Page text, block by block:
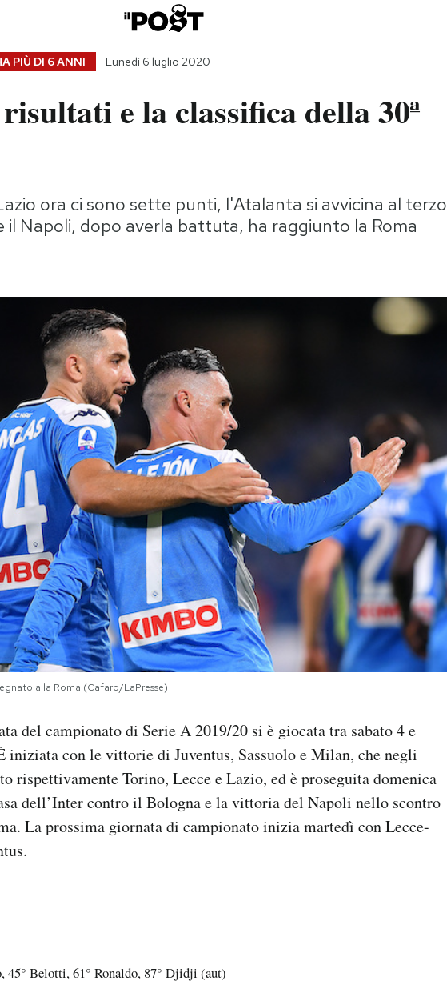
PIÙ DI 6 ANNI Lunedì 6 luglio 2020
e la classifica della 30ª
ora ci sono sette punti, l'Atalanta si avvicina al terzo
il Napoli, dopo averla battuta, ha raggiunto la Roma
alla Roma (Cafaro/LaPresse)
del campionato di Serie A 2019/20 si è giocata tra sabato 4 e
iniziata con le vittorie di Juventus, Sassuolo e Milan, che negli
rispettivamente Torino, Lecce e Lazio, ed è proseguita domenica
dell’Inter contro il Bologna e la vittoria del Napoli nello scontro
La prossima giornata di campionato inizia martedì con Lecce-
45° Belotti, 61° Ronaldo, 87° Djidji (aut)